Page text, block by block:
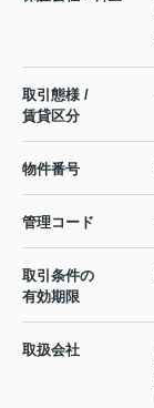
取引態様 /
賃貸区分
物件番号
管理コード
取引条件の
有効期限
取扱会社